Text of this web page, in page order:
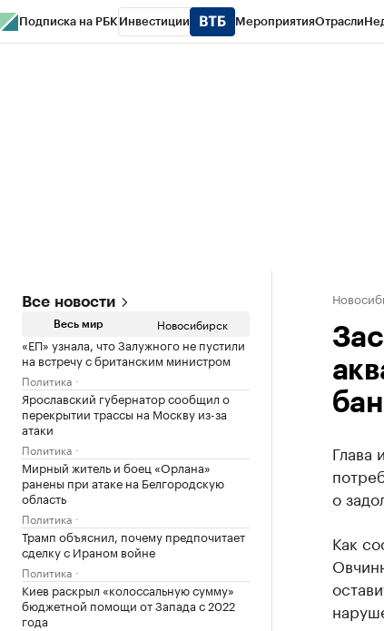
Подписка на РБК Инвестиции МероприятияОтрасли
Все новости
Весь мир Новосибирск
«ЕП» узнала, что Залужного не пустили
на встречу с британским министром
Политика
Ярославский губернатор сообщил о
перекрытии трассы на Москву из-за
атаки
Политика
Мирный житель и боец «Орлана»
ранены при атаке на Белгородскую
область
Политика
Трамп объяснил, почему предпочитает
сделку с Ираном войне
Политика
Киев раскрыл «колоссальную сумму»
бюджетной помощи от Запада с 2022
года
Глава
о
Как